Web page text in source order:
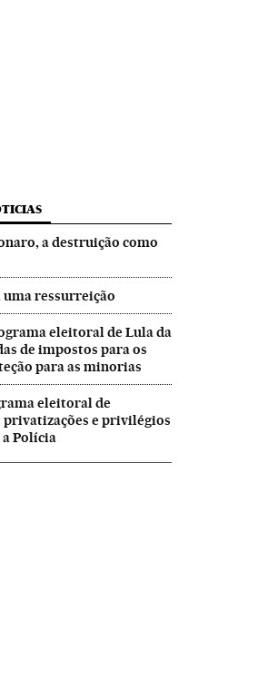
a destruição como
uma ressurreição
eleitoral de Lula da
de impostos para os
para as minorias
eleitoral de
privatizações e privilégios
Polícia